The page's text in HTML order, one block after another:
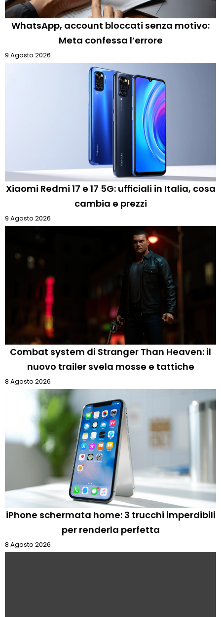
WhatsApp, account bloccati senza motivo:
Meta confessa l’errore
9 Agosto 2026
Xiaomi Redmi 17 e 17 5G: ufficiali in Italia, cosa
cambia e prezzi
9 Agosto 2026
Combat system di Stranger Than Heaven: il
nuovo trailer svela mosse e tattiche
8 Agosto 2026
iPhone schermata home: 3 trucchi imperdibili
per renderla perfetta
8 Agosto 2026